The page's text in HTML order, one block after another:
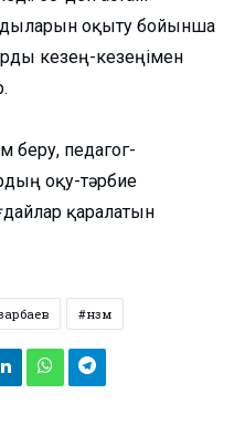
оқыту бойынша
кезең-кезеңімен
беру, педагог-
оқу-тәрбие
қаралатын
нзм